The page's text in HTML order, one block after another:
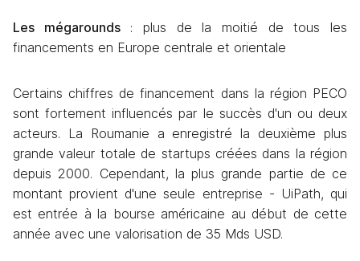
Les mégarounds : plus de la moitié de tous les
financements en Europe centrale et orientale
Certains chiffres de financement dans la région PECO
sont fortement influencés par le succès d'un ou deux
acteurs. La Roumanie a enregistré la deuxième plus
grande valeur totale de startups créées dans la région
depuis 2000. Cependant, la plus grande partie de ce
montant provient d'une seule entreprise - UiPath, qui
est entrée à la bourse américaine au début de cette
année avec une valorisation de 35 Mds USD.